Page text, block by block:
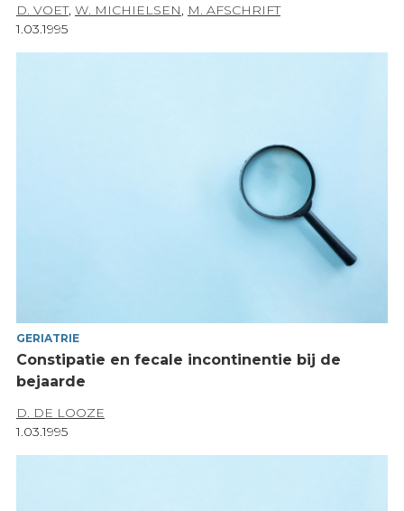
D. VOET, W. MICHIELSEN, M. AFSCHRIFT
1.03.1995
GERIATRIE
Constipatie en fecale incontinentie bij de
bejaarde
D. DE LOOZE
1.03.1995